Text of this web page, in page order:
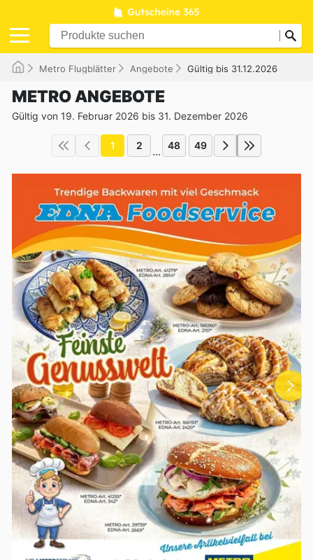
Metro Flugblätter Angebote Gültig bis 31.12.2026
METRO ANGEBOTE
Gültig von 19. Februar 2026 bis 31. Dezember 2026
1 2 ... 48 49